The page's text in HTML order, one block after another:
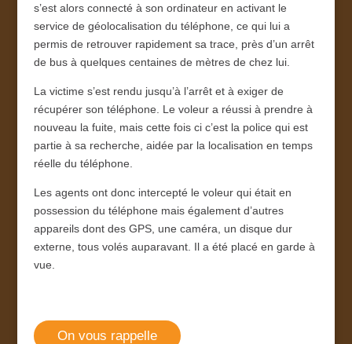
s’est alors connecté à son ordinateur en activant le
service de géolocalisation du téléphone, ce qui lui a
permis de retrouver rapidement sa trace, près d’un arrêt
de bus à quelques centaines de mètres de chez lui.
La victime s’est rendu jusqu’à l’arrêt et à exiger de
récupérer son téléphone. Le voleur a réussi à prendre à
nouveau la fuite, mais cette fois ci c’est la police qui est
partie à sa recherche, aidée par la localisation en temps
réelle du téléphone.
Les agents ont donc intercepté le voleur qui était en
possession du téléphone mais également d’autres
appareils dont des GPS, une caméra, un disque dur
externe, tous volés auparavant. Il a été placé en garde à
vue.
On vous rappelle